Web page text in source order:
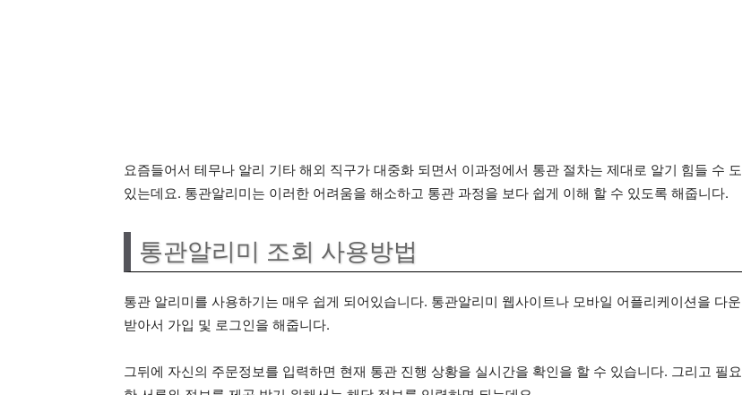
요즘들어서 테무나 알리 기타 해외 직구가 대중화 되면서 이과정에서 통관 절차는 제대로 알기 힘들 수 도
있는데요. 통관알리미는 이러한 어려움을 해소하고 통관 과정을 보다 쉽게 이해 할 수 있도록 해줍니다.
통관알리미 조회 사용방법
통관 알리미를 사용하기는 매우 쉽게 되어있습니다. 통관알리미 웹사이트나 모바일 어플리케이션을 다운
받아서 가입 및 로그인을 해줍니다.
그뒤에 자신의 주문정보를 입력하면 현재 통관 진행 상황을 실시간을 확인을 할 수 있습니다. 그리고 필요